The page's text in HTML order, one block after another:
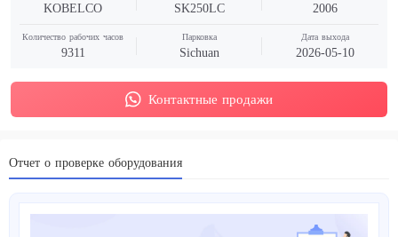
KOBELCO SK250LC 2006
Количество рабочих часов
9311
Парковка
Sichuan
Дата выхода
2026-05-10
Контактные продажи
Отчет о проверке оборудования